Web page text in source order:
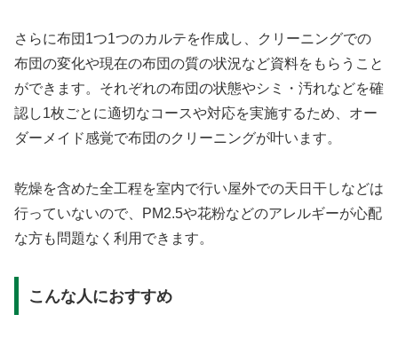
さらに布団1つ1つのカルテを作成し、クリーニングでの
布団の変化や現在の布団の質の状況など資料をもらうこと
ができます。それぞれの布団の状態やシミ・汚れなどを確
認し1枚ごとに適切なコースや対応を実施するため、オー
ダーメイド感覚で布団のクリーニングが叶います。
乾燥を含めた全工程を室内で行い屋外での天日干しなどは
行っていないので、PM2.5や花粉などのアレルギーが心配
な方も問題なく利用できます。
こんな人におすすめ